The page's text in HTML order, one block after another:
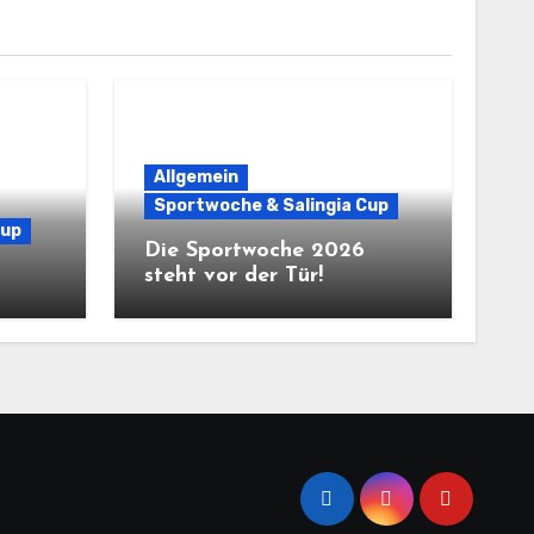
Allgemein
Sportwoche & Salingia Cup
Die Sportwoche 2026
steht vor der Tür!